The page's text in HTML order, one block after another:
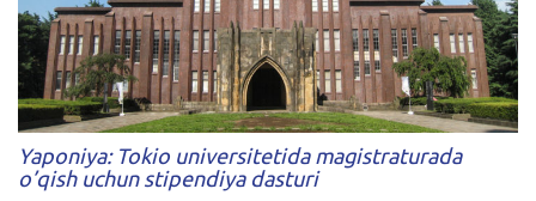
Yaponiya: Tokio universitetida magistraturada
o’qish uchun stipendiya dasturi